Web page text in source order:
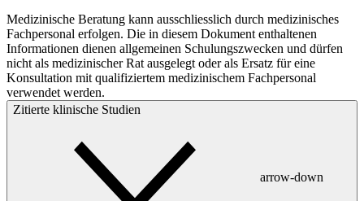
Medizinische Beratung kann ausschliesslich durch medizinisches
Fachpersonal erfolgen. Die in diesem Dokument enthaltenen
Informationen dienen allgemeinen Schulungszwecken und dürfen
nicht als medizinischer Rat ausgelegt oder als Ersatz für eine
Konsultation mit qualifiziertem medizinischem Fachpersonal
verwendet werden.
Zitierte klinische Studien
arrow-down